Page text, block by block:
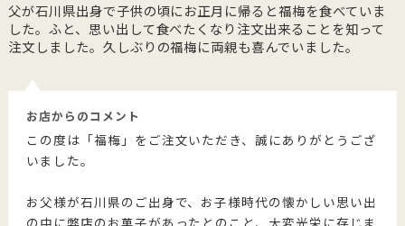
父が石川県出身で子供の頃にお正月に帰ると福梅を食べていま
した。ふと、思い出して食べたくなり注文出来ることを知って
注文しました。久しぶりの福梅に両親も喜んでいました。
お店からのコメント
この度は「福梅」をご注文いただき、誠にありがとうござ
いました。
お父様が石川県のご出身で、お子様時代の懐かしい思い出
の中に弊店のお菓子があったとのこと、大変光栄に存じま